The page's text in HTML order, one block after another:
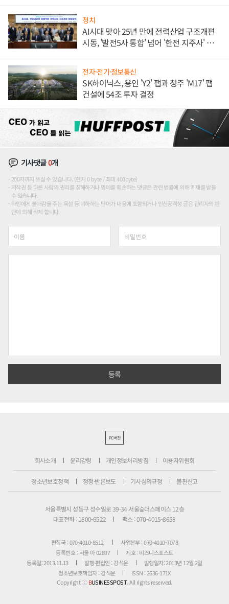
정치
AI시대 맞아 25년 만에 전력산업 구조개편
시동, '발전5사 통합' 넘어 '한전 지주사' 재편
전자·전기·정보통신
SK하이닉스, 용인 'Y2' 팹과 청주 'M17' 팹
건설에 54조 투자 결정
기사댓글0개
200자까지 쓰실 수 있습니다. (현재 0 byte / 최대 400byte)
저작권 등 다른 사람의 권리를 침해하거나 명예를 훼손하는 댓글은 관련 법률에 의해 제재를 받을
수 있습니다.
타인에게 불쾌감을 주는 욕설 등 비하하는 단어가 내용에 포함되거나 인신공격성 글은 관리자의 판
단에 의해 삭제 합니다.
PC버전
회사소개 윤리강령 개인정보처리방침 이용자위원회
청소년보호정책 정정·반론보도 기사심의규정 불편신고
서울특별시 성동구 성수일로 39-34 서울숲더스페이스 12층
대표전화 : 1800-6522
팩스 : 070-4015-8658
편집국 : 070-4010-8512
사업본부 : 070-4010-7078
등록번호 : 서울 아 02897
제호 : 비즈니스포스트
등록일: 2013.11.13
발행·편집인 : 강석운
발행일자: 2013년 12월 2일
청소년보호책임자 : 강석운
ISSN : 2636-171X
Copyright ⓒBUSINESSPOST. All rights reserved.